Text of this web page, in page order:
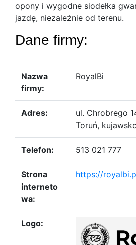
opony i wygodne siodełka
jazdę, niezależnie od terenu.
Dane firmy:
Nazwa
firmy:
RoyalBi
Adres:
ul. Chrobrego
Toruń,
Telefon: 513 021 777
Strona
interneto
wa:
https://
Logo: